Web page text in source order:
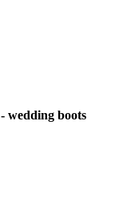
wedding boots